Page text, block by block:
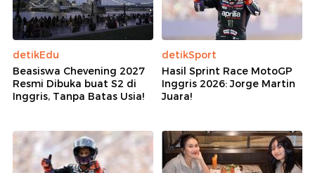
detikEdu
Beasiswa Chevening 2027
Resmi Dibuka buat S2 di
Inggris, Tanpa Batas Usia!
detikSport
Hasil Sprint Race MotoGP
Inggris 2026: Jorge Martin
Juara!